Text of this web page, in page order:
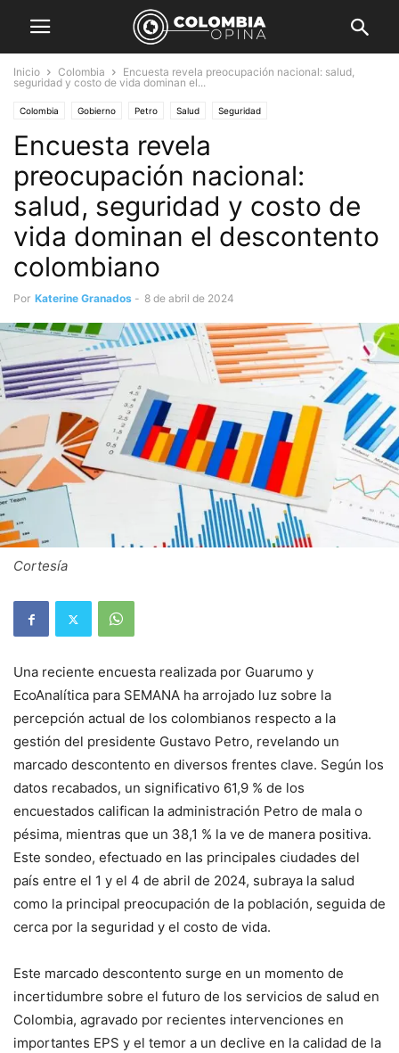
Inicio Colombia
Encuesta revela preocupación nacional: salud,
seguridad y costo de vida dominan el...
Colombia Gobierno Petro Salud Seguridad
Encuesta revela
preocupación nacional:
salud, seguridad y costo de
vida dominan el descontento
colombiano
Por Katerine Granados - 8 de abril de 2024
Cortesía
Una reciente encuesta realizada por Guarumo y
EcoAnalítica para SEMANA ha arrojado luz sobre la
percepción actual de los colombianos respecto a la
gestión del presidente Gustavo Petro, revelando un
marcado descontento en diversos frentes clave. Según los
datos recabados, un significativo 61,9 % de los
encuestados califican la administración Petro de mala o
pésima, mientras que un 38,1 % la ve de manera positiva.
Este sondeo, efectuado en las principales ciudades del
país entre el 1 y el 4 de abril de 2024, subraya la salud
como la principal preocupación de la población, seguida de
cerca por la seguridad y el costo de vida.
Este marcado descontento surge en un momento de
incertidumbre sobre el futuro de los servicios de salud en
Colombia, agravado por recientes intervenciones en
importantes EPS y el temor a un declive en la calidad de la